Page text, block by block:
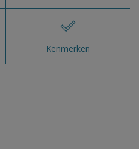
Kenmerken